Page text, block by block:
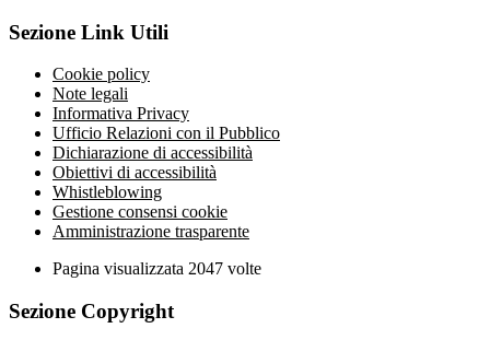
Sezione Link Utili
Cookie policy
Note legali
Informativa Privacy
Ufficio Relazioni con il Pubblico
Dichiarazione di accessibilità
Obiettivi di accessibilità
Whistleblowing
Gestione consensi cookie
Amministrazione trasparente
Pagina visualizzata 2047 volte
Sezione Copyright